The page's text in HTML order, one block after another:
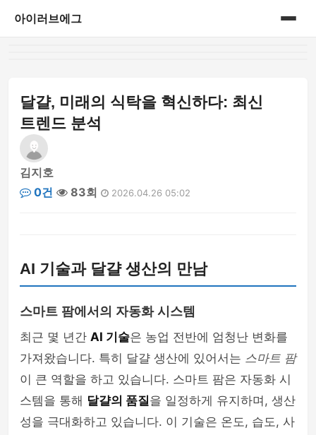
아이러브에그
달걀, 미래의 식탁을 혁신하다: 최신
트렌드 분석
김지호
0건
83회 2026.04.26 05:02
AI 기술과 달걀 생산의 만남
스마트 팜에서의 자동화 시스템
최근 몇 년간 AI 기술은 농업 전반에 엄청난 변화를
가져왔습니다. 특히 달걀 생산에 있어서는 스마트 팜
이 큰 역할을 하고 있습니다. 스마트 팜은 자동화 시
스템을 통해 달걀의 품질을 일정하게 유지하며, 생산
성을 극대화하고 있습니다. 이 기술은 온도, 습도, 사